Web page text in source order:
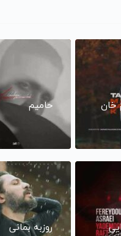
خان حامیم
روزبه بمانی